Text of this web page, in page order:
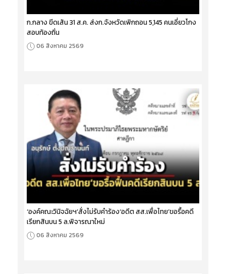
ก.กลาง ขีดเส้น 31 ส.ค. ส่งก.จังหวัดเพิกถอน 5,145 คนเอี่ยวโกง
สอบท้องถิ่น
06 สิงหาคม 2569
‘องค์คณะวินิจฉัยฯ’สั่งไม่รับคำร้อง‘อดีต สส.เพื่อไทย’ขอรื้อคดี
เรียกสินบน 5 ล.พิจารณาใหม่
06 สิงหาคม 2569